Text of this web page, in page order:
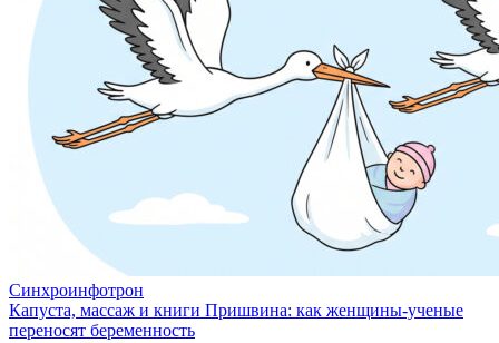
Синхроинфотрон
Капуста, массаж и книги Пришвина: как женщины-ученые
переносят беременность